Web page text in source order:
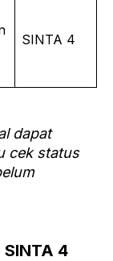
SINTA 4
dapat
cek status
4